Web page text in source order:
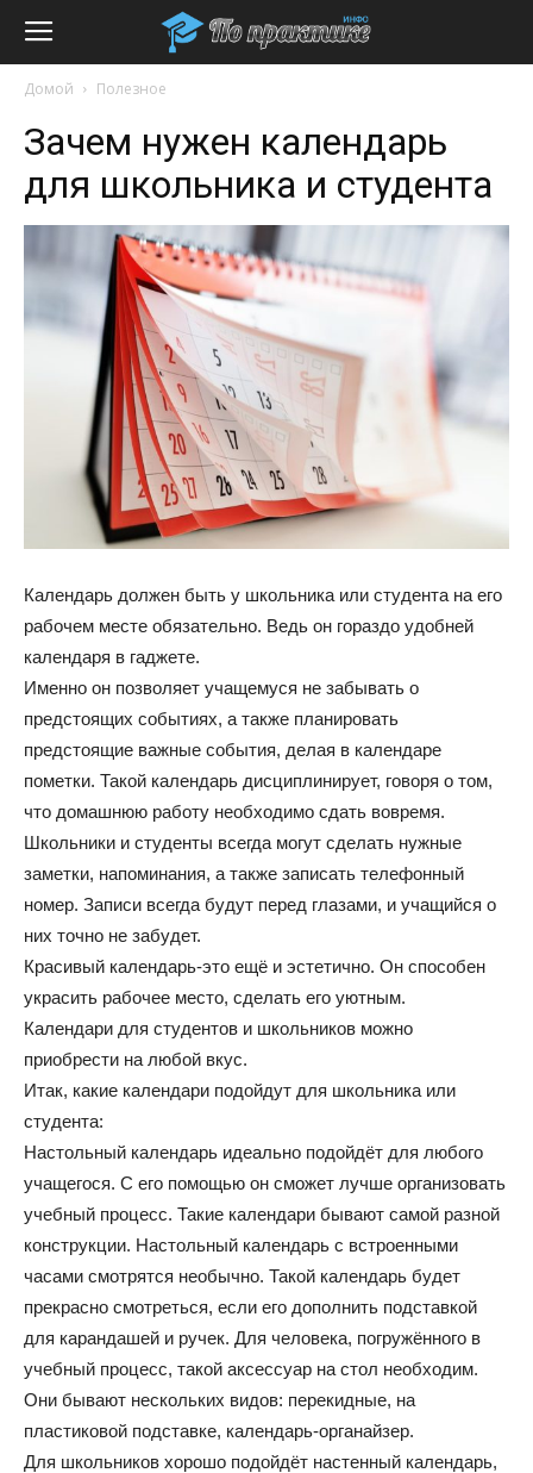
Домой Полезное
Зачем нужен календарь
для школьника и студента
Календарь должен быть у школьника или студента на его
рабочем месте обязательно. Ведь он гораздо удобней
календаря в гаджете.
Именно он позволяет учащемуся не забывать о
предстоящих событиях, а также планировать
предстоящие важные события, делая в календаре
пометки. Такой календарь дисциплинирует, говоря о том,
что домашнюю работу необходимо сдать вовремя.
Школьники и студенты всегда могут сделать нужные
заметки, напоминания, а также записать телефонный
номер. Записи всегда будут перед глазами, и учащийся о
них точно не забудет.
Красивый календарь-это ещё и эстетично. Он способен
украсить рабочее место, сделать его уютным.
Календари для студентов и школьников можно
приобрести на любой вкус.
Итак, какие календари подойдут для школьника или
студента:
Настольный календарь идеально подойдёт для любого
учащегося. С его помощью он сможет лучше организовать
учебный процесс. Такие календари бывают самой разной
конструкции. Настольный календарь с встроенными
часами смотрятся необычно. Такой календарь будет
прекрасно смотреться, если его дополнить подставкой
для карандашей и ручек. Для человека, погружённого в
учебный процесс, такой аксессуар на стол необходим.
Они бывают нескольких видов: перекидные, на
пластиковой подставке, календарь-органайзер.
Для школьников хорошо подойдёт настенный календарь,